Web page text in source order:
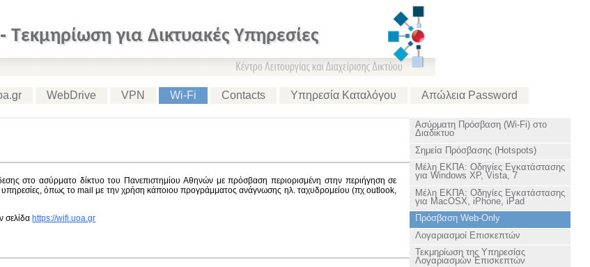
Τεκμηρίωση για Δικτυακές Υπηρεσίες
WebDrive VPN Wi-Fi Contacts Υπηρεσία Καταλόγου Απώλεια Password
Ασύρματη Πρόσβαση (Wi-Fi) στο
Διαδίκτυο
Σημεία Πρόσβασης (Hotspots)
Μέλη ΕΚΠΑ: Οδηγίες Εγκατάστασης
για Windows XP, Vista, 7
Μέλη ΕΚΠΑ: Οδηγίες Εγκατάστασης
για MacOSX, iPhone, iPad
Πρόσβαση Web-Only
Λογαριασμοί Επισκεπτών
Τεκμηρίωση της Υπηρεσίας
Λογαριασμών Επισκεπτών
στο ασύρματο δίκτυο του Πανεπιστημίου Αθηνών με πρόσβαση περιορισμένη στην περιήγηση σε
όπως το mail με την χρήση κάποιου προγράμματος ανάγνωσης ηλ. ταχυδρομείου (πχ outlook,
σελίδαhttps://wifi.uoa.gr